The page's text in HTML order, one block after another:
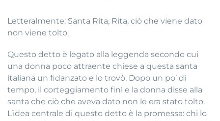
Letteralmente: Santa Rita, Rita, ciò che viene dato
non viene tolto.
Questo detto è legato alla leggenda secondo cui
una donna poco attraente chiese a questa santa
italiana un fidanzato e lo trovò. Dopo un po’ di
tempo, il corteggiamento finì e la donna disse alla
santa che ciò che aveva dato non le era stato tolto.
L’idea centrale di questo detto è la promessa: chi lo